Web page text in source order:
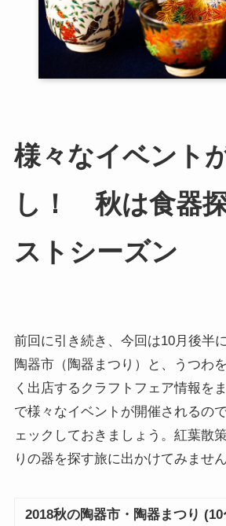
様々なイベント
し！ 秋は食器
ストシーズン
前回に引き続き、今回は10月後半
陶器市（陶器まつり）と、うつわ
く出店するクラフトフェア情報を
で様々なイベントが開催されるの
ェックしておきましょう。紅葉散
りの器を探す旅に出かけてみません
2018秋の陶器市・陶器まつり (10